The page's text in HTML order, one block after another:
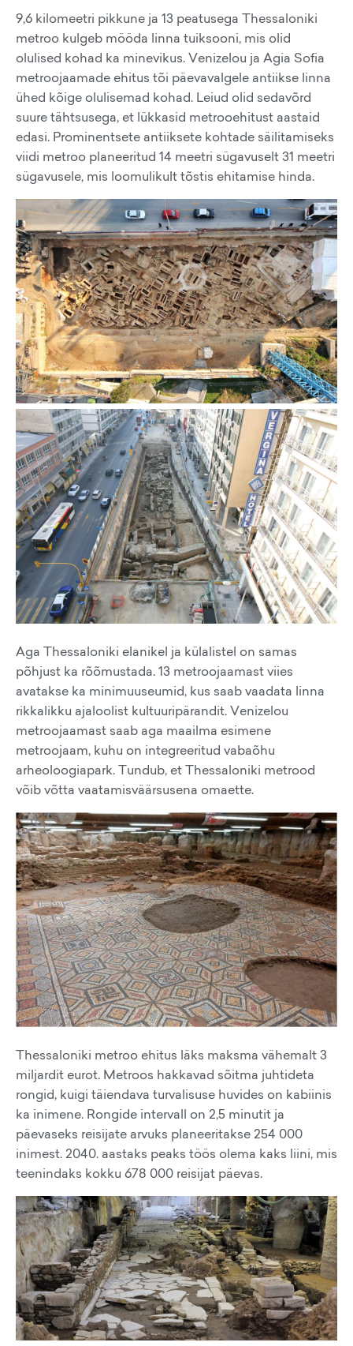
9,6 kilomeetri pikkune ja 13 peatusega Thessaloniki
metroo kulgeb mööda linna tuiksooni, mis olid
olulised kohad ka minevikus. Venizelou ja Agia Sofia
metroojaamade ehitus tõi päevavalgele antiikse linna
ühed kõige olulisemad kohad. Leiud olid sedavõrd
suure tähtsusega, et lükkasid metrooehitust aastaid
edasi. Prominentsete antiiksete kohtade säilitamiseks
viidi metroo planeeritud 14 meetri sügavuselt 31 meetri
sügavusele, mis loomulikult tõstis ehitamise hinda.
Aga Thessaloniki elanikel ja külalistel on samas
põhjust ka rõõmustada. 13 metroojaamast viies
avatakse ka minimuuseumid, kus saab vaadata linna
rikkalikku ajaloolist kultuuripärandit. Venizelou
metroojaamast saab aga maailma esimene
metroojaam, kuhu on integreeritud vabaõhu
arheoloogiapark. Tundub, et Thessaloniki metrood
võib võtta vaatamisväärsusena omaette.
Thessaloniki metroo ehitus läks maksma vähemalt 3
miljardit eurot. Metroos hakkavad sõitma juhtideta
rongid, kuigi täiendava turvalisuse huvides on kabiinis
ka inimene. Rongide intervall on 2,5 minutit ja
päevaseks reisijate arvuks planeeritakse 254 000
inimest. 2040. aastaks peaks töös olema kaks liini, mis
teenindaks kokku 678 000 reisijat päevas.